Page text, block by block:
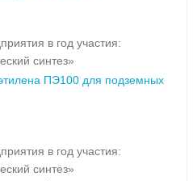
в год участия:
синтез»
ПЭ100 для подземных
в год участия:
синтез»